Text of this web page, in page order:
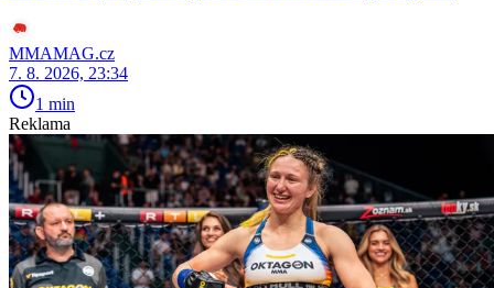
MMAMAG.cz
7. 8. 2026, 23:34
1 min
Reklama